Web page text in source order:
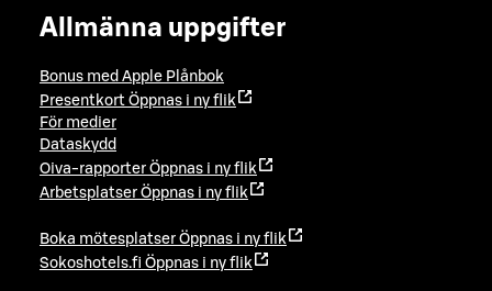
Allmänna uppgifter
Bonus med Apple Plånbok
Presentkort Öppnas i ny flik
För medier
Dataskydd
Oiva-rapporter Öppnas i ny flik
Arbetsplatser Öppnas i ny flik
Boka mötesplatser Öppnas i ny flik
Sokoshotels.fi Öppnas i ny flik